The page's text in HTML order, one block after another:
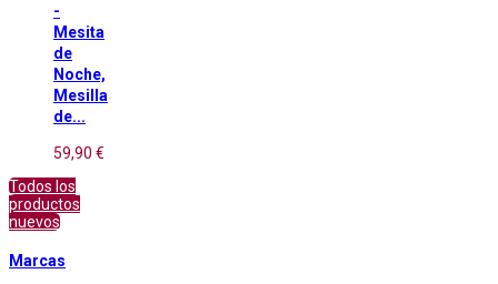
-
Mesita
de
Noche,
Mesilla
de...
59,90 €
Todos los
productos
nuevos
Marcas